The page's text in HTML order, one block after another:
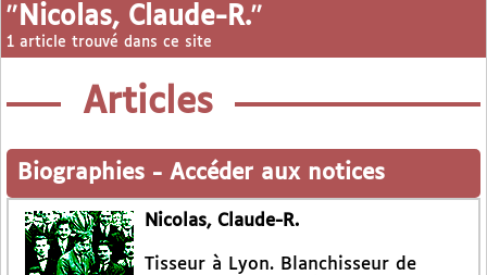
" Nicolas, Claude-R."
1 article trouvé dans ce site
Articles
Biographies - Accéder aux notices
Nicolas, Claude-R.
Tisseur à Lyon. Blanchisseur de